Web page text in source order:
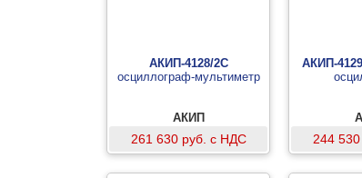
АКИП-4128/2С
осциллограф-мультиметр
АКИП
261 630 руб. с НДС
АКИП-
244